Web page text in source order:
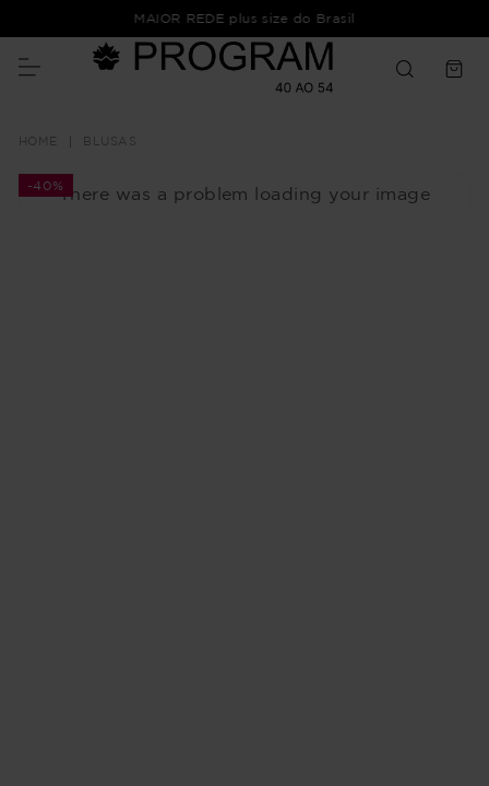
MAIOR REDE plus size do Brasil
BLUSAS
There was a problem loading your image
-40%